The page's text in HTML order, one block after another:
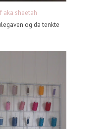
aka sheetah
og da tenkte